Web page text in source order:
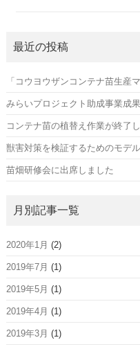
最近の投稿
「コウヨウザンコンテナ苗生産
みらいプロジェクト助成事業成
コンテナ苗の植替え作業が終了
獣害対策を検証するためのモデ
苗畑研修会に出席しました
月別記事一覧
2020年1月 (2)
2019年7月 (1)
2019年5月 (1)
2019年4月 (1)
2019年3月 (1)